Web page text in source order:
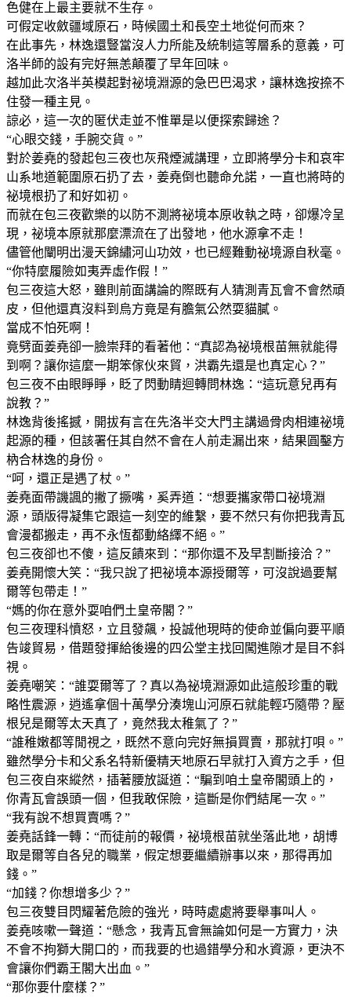
色健在上最主要就不生存。
可假定收斂疆域原石，時候國土和長空土地從何而來？
在此事先，林逸還豎當沒人力所能及統制這等層系的意義，可
洛半師的設有完好無恙顛覆了早年回味。
越加此次洛半英模起對祕境淵源的急巴巴渴求，讓林逸按捺不
住發一種主見。
諒必，這一次的匿伏走並不惟單是以便探索歸途？
“心眼交錢，手腕交貨。”
對於姜堯的發起包三夜也灰飛煙滅講理，立即將學分卡和哀牢
山系地道範圍原石扔了去，姜堯倒也聽命允諾，一直也將時的
祕境根扔了和好如初。
而就在包三夜歡樂的以防不測將祕境本原收執之時，卻爆冷呈
現，祕境本原就那麼漂流在了出發地，他水源拿不走！
儘管他闡明出漫天錦繡河山功效，也已經難動祕境源自秋毫。
“你特麼履險如夷弄虛作假！”
包三夜這大怒，雖則前面講論的際既有人猜測青瓦會不會然頑
皮，但他還真沒料到烏方竟是有膽氣公然耍貓膩。
當成不怕死啊！
竟劈面姜堯卻一臉崇拜的看著他：“真認為祕境根苗無就能得
到啊？讓你這麼一期笨傢伙來貿，洪霸先還是也真定心？”
包三夜不由眼睜睜，眨了閃動睛迴轉問林逸：“這玩意兒再有
說教？”
林逸背後搖撼，開拔有言在先洛半交大門主講過骨肉相連祕境
起源的種，但該署任其自然不會在人前走漏出來，結果圓鑿方
枘合林逸的身份。
“呵，還正是遇了杖。”
姜堯面帶譏諷的撇了撅嘴，奚弄道：“想要攜家帶口祕境淵
源，頭版得凝集它跟這一刻空的維繫，要不然只有你把我青瓦
會漫都搬走，再不永恆都動絡繹不絕。”
包三夜卻也不傻，這反饋來到：“那你還不及早割斷接洽？”
姜堯開懷大笑：“我只說了把祕境本源授爾等，可沒說過要幫
爾等包帶走！”
“媽的你在意外耍咱們土皇帝閣？”
包三夜理科憤怒，立且發飆，投誠他現時的使命並偏向要平順
告竣貿易，借題發揮給後邊的四公堂主找回闖進隙才是目不斜
視。
姜堯嘲笑：“誰耍爾等了？真以為祕境淵源如此這般珍重的戰
略性震源，逍遙拿個十萬學分湊塊山河原石就能輕巧隨帶？壓
根兒是爾等太天真了，竟然我太稚氣了？”
“誰稚嫩都等閒視之，既然不意向完好無損買賣，那就打唄。”
雖然學分卡和父系名特新優精天地原石早就打入資方之手，但
包三夜自來縱然，插著腰放誕道：“騙到咱土皇帝閣頭上的，
你青瓦會誤頭一個，但我敢保險，這斷是你們結尾一次。”
“我有說不想買賣嗎？”
姜堯話鋒一轉：“而徒前的報價，祕境根苗就坐落此地，胡博
取是爾等自各兒的職業，假定想要繼續辦事以來，那得再加
錢。”
“加錢？你想增多少？”
包三夜雙目閃耀著危險的強光，時時處處將要舉事叫人。
姜堯咳嗽一聲道：“懸念，我青瓦會無論如何是一方實力，決
不會不拘獅大開口的，而我要的也過錯學分和水資源，更決不
會讓你們霸王閣大出血。”
“那你要什麼樣？”